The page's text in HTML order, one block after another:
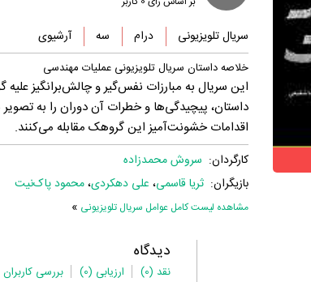
سریال تلویزیونی درام سه آرشیوی
خلاصه داستان سریال تلویزیونی عملیات مهندسی
این سریال به مبارزات نفس‌گیر و چالش‌برانگیز
داستان، پیچیدگی‌ها و خطرات آن دوران را به
اقدامات خشونت‌آمیز این گروهک مقابله می‌کنند.
کارگردان: سروش محمدزاده
بازیگران: ثریا قاسمی، علی دهکردی،محمود‌ پاک‌نیت
مشاهده لیست کامل عوامل سریال تلویزیونی »
دیدگاه
نقد (0) ارزیابی (0) بررسی کاربران